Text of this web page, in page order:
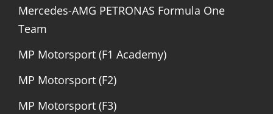
Mercedes-AMG PETRONAS Formula One
Team
MP Motorsport (F1 Academy)
MP Motorsport (F2)
MP Motorsport (F3)